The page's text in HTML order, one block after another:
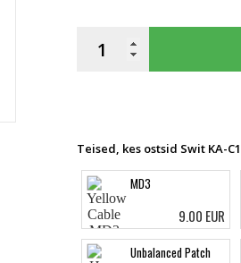
Teised, kes ostsid Swit KA-
MD3
9.00 EUR
Unbalanced Patch